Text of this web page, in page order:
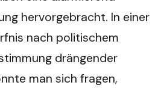
hervorgebracht. In einer
nach politischem
drängender
man sich fragen,